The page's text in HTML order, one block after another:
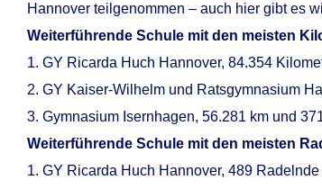
Hannover teilgenommen – auch hier gibt es
Weiterführende Schule mit den meisten
1. GY Ricarda Huch Hannover, 84.354
2. GY Kaiser-Wilhelm und Ratsgymnasium
3. Gymnasium Isernhagen, 56.281 km und
Weiterführende Schule mit den meisten
1. GY Ricarda Huch Hannover, 489 Radelnde